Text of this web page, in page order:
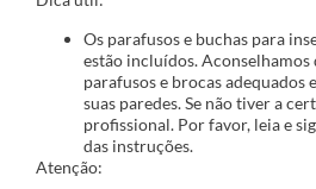
Os parafusos e buchas para
estão incluídos.
parafusos e brocas adequados
suas paredes. Se não tiver a
profissional. Por favor, leia e
das instruções.
Atenção: